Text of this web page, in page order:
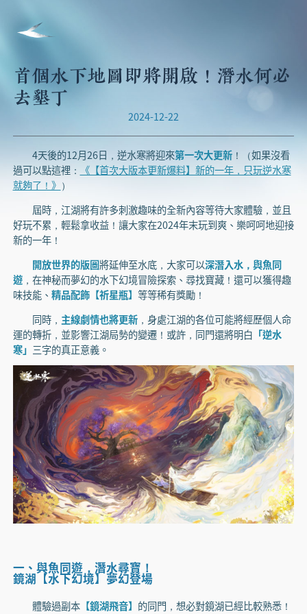
首個水下地圖即將開啟！潛水何必
去墾丁
2024-12-22
4天後的12月26日，逆水寒將迎來第一次大更新！（如果沒看
過可以點這裡：
《【首次大版本更新爆料】新的一年，只玩逆水寒
就夠了！》 ）
屆時，江湖將有許多刺激趣味的全新內容等待大家體驗，並且
好玩不累，輕鬆拿收益！讓大家在2024年末玩到爽、樂呵呵地迎接
新的一年！
開放世界的版圖將延伸至水底，大家可以深潛入水，與魚同
遊，在神秘而夢幻的水下幻境冒險探索、尋找寶藏！還可以獲得趣
味技能、 精品配飾【祈星瓶】 等等稀有獎勵！
同時， 主線劇情也將更新，身處江湖的各位可能將經歷個人命
運的轉折，並影響江湖局勢的變遷！或許，同門還將明白 「逆水
寒」 三字的真正意義。
一、與魚同遊，潛水尋寶！
鏡湖【水下幻境】夢幻登場
體驗過副本【鏡湖飛音】 的同門，想必對鏡湖已經比較熟悉！